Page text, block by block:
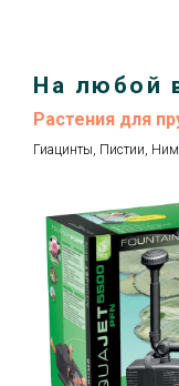
На любой
Растения для
Гиацинты, Пистии,